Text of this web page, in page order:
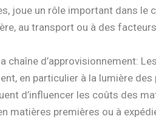
joue un rôle important dans le
au transport ou à des
chaîne d’approvisionnement:
en particulier à la lumière
d’influencer les coûts des
matières premières ou à